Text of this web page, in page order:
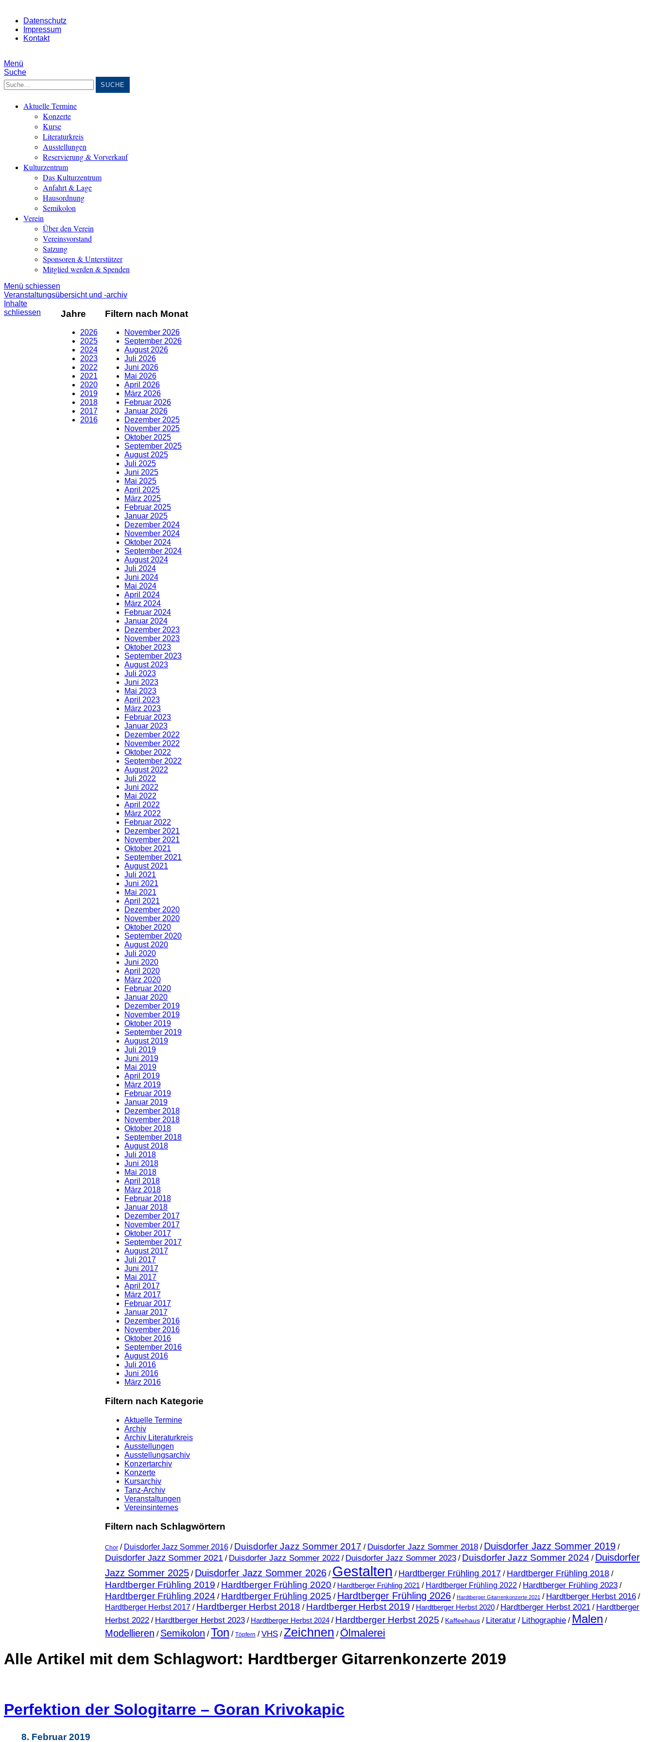
Datenschutz
Impressum
Kontakt
Menü
Suche
Suche
Aktuelle Termine
Konzerte
Kurse
Literaturkreis
Ausstellungen
Reservierung & Vorverkauf
Kulturzentrum
Das Kulturzentrum
Anfahrt & Lage
Hausordnung
Semikolon
Verein
Über den Verein
Vereinsvorstand
Satzung
Sponsoren & Unterstützer
Mitglied werden & Spenden
Menü schiessen
Veranstaltungsübersicht und -archiv
Inhalte
schliessen
Jahre
2026
2025
2024
2023
2022
2021
2020
2019
2018
2017
2016
Filtern nach Monat
November 2026
September 2026
August 2026
Juli 2026
Juni 2026
Mai 2026
April 2026
März 2026
Februar 2026
Januar 2026
Dezember 2025
November 2025
Oktober 2025
September 2025
August 2025
Juli 2025
Juni 2025
Mai 2025
April 2025
März 2025
Februar 2025
Januar 2025
Dezember 2024
November 2024
Oktober 2024
September 2024
August 2024
Juli 2024
Juni 2024
Mai 2024
April 2024
März 2024
Februar 2024
Januar 2024
Dezember 2023
November 2023
Oktober 2023
September 2023
August 2023
Juli 2023
Juni 2023
Mai 2023
April 2023
März 2023
Februar 2023
Januar 2023
Dezember 2022
November 2022
Oktober 2022
September 2022
August 2022
Juli 2022
Juni 2022
Mai 2022
April 2022
März 2022
Februar 2022
Dezember 2021
November 2021
Oktober 2021
September 2021
August 2021
Juli 2021
Juni 2021
Mai 2021
April 2021
Dezember 2020
November 2020
Oktober 2020
September 2020
August 2020
Juli 2020
Juni 2020
April 2020
März 2020
Februar 2020
Januar 2020
Dezember 2019
November 2019
Oktober 2019
September 2019
August 2019
Juli 2019
Juni 2019
Mai 2019
April 2019
März 2019
Februar 2019
Januar 2019
Dezember 2018
November 2018
Oktober 2018
September 2018
August 2018
Juli 2018
Juni 2018
Mai 2018
April 2018
März 2018
Februar 2018
Januar 2018
Dezember 2017
November 2017
Oktober 2017
September 2017
August 2017
Juli 2017
Juni 2017
Mai 2017
April 2017
März 2017
Februar 2017
Januar 2017
Dezember 2016
November 2016
Oktober 2016
September 2016
August 2016
Juli 2016
Juni 2016
März 2016
Filtern nach Kategorie
Aktuelle Termine
Archiv
Archiv Literaturkreis
Ausstellungen
Ausstellungsarchiv
Konzertarchiv
Konzerte
Kursarchiv
Tanz-Archiv
Veranstaltungen
Vereinsinternes
Filtern nach Schlagwörtern
Chor/ Duisdorfer Jazz Sommer 2016/ Duisdorfer Jazz Sommer 2017 / Duisdorfer Jazz Sommer 2018/ Duisdorfer Jazz Sommer 2019/
Duisdorfer Jazz Sommer 2021 / Duisdorfer Jazz Sommer 2022/ Duisdorfer Jazz Sommer 2023/ Duisdorfer Jazz Sommer 2024 / Duisdorfer
Jazz Sommer 2025/ Duisdorfer Jazz Sommer 2026/ Gestalten / Hardtberger Frühling 2017/ Hardtberger Frühling 2018/
Hardtberger Frühling 2019 / Hardtberger Frühling 2020 / Hardtberger Frühling 2021 / Hardtberger Frühling 2022 / Hardtberger Frühling 2023/
Hardtberger Frühling 2024 / Hardtberger Frühling 2025 / Hardtberger Frühling 2026/ Hardtberger Gitarrenkonzerte 2021 / Hardtberger Herbst 2016/
Hardtberger Herbst 2017/ Hardtberger Herbst 2018 / Hardtberger Herbst 2019 / Hardtberger Herbst 2020/ Hardtberger Herbst 2021/ Hardtberger
Herbst 2022/ Hardtberger Herbst 2023/ Hardtberger Herbst 2024/ Hardtberger Herbst 2025 / Kaffeehaus/ Literatur/ Lithographie/ Malen /
Modellieren / Semikolon /Ton / Töpfern /VHS/Zeichnen / Ölmalerei
Alle Artikel mit dem Schlagwort: Hardtberger Gitarrenkonzerte 2019
Perfektion der Sologitarre – Goran Krivokapic
8. Februar 2019